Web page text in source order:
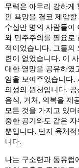
무력은 아무리 강하게
인 욕망을 결코 제압
수십만 명의 사람들이
와 민주주의를 필요로
적이었습니다. 그들의
련이 없었습니다. 이
대한 열망을 공유하였
임을 보여주었습니다.
의성의 원천입니다.
음식, 거처, 의복을 제
모든 것을 가지고 있
중한 공기와도 같은
뿐입니다. 단지 육체
니다.
나는 구소련과 동유럽